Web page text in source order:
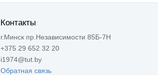
Контакты
г.Минск пр.Независимости 85Б-7Н
+375 29 652 32 20
i1974@tut.by
Обратная связь